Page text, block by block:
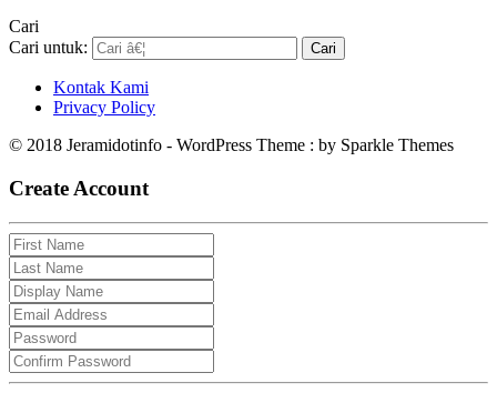
Cari
Cari untuk:
Kontak Kami
Privacy Policy
© 2018 Jeramidotinfo - WordPress Theme : by Sparkle Themes
Create Account